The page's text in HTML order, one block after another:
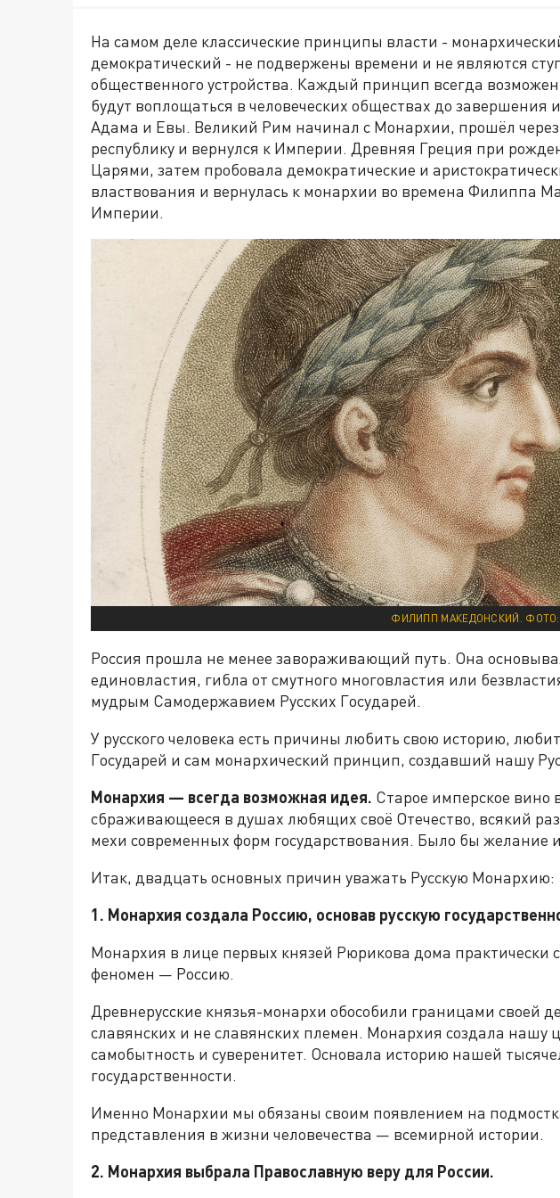
На самом деле классические принципы власти -
демократический - не подвержены времени и не являются
общественного устройства. Каждый принцип всегда
будут воплощаться в человеческих обществах до завершения
Адама и Евы. Великий Рим начинал с Монархии, прошёл через
республику и вернулся к Империи. Древняя Греция при
Царями, затем пробовала демократические и
властвования и вернулась к монархии во времена Филиппа
Империи.
ФИЛИПП МАКЕДОНСКИЙ. ФОТО:
Россия прошла не менее завораживающий путь. Она
единовластия, гибла от смутного многовластия или
мудрым Самодержавием Русских Государей.
У русского человека есть причины любить свою историю,
Государей и сам монархический принцип, создавший нашу
Монархия — всегда возможная идея. Старое имперское вино
сбраживающееся в душах любящих своё Отечество, всякий
мехи современных форм государствования. Было бы желание
Итак, двадцать основных причин уважать Русскую Монархию:
1. Монархия создала Россию, основав русскую
Монархия в лице первых князей Рюрикова дома практически
феномен — Россию.
Древнерусские князья-монархи обособили границами своей
славянских и не славянских племен. Монархия создала нашу
самобытность и суверенитет. Основала историю нашей
государственности.
Именно Монархии мы обязаны своим появлением на
представления в жизни человечества — всемирной истории.
2. Монархия выбрала Православную веру для России.